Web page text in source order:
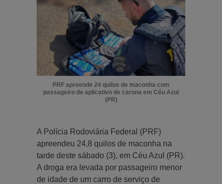
PRF apreende 24 quilos de maconha com
passageiro de aplicativo de carona em Céu Azul
(PR)
A Polícia Rodoviária Federal (PRF)
apreendeu 24,8 quilos de maconha na
tarde deste sábado (3), em Céu Azul (PR).
A droga era levada por passageiro menor
de idade de um carro de serviço de